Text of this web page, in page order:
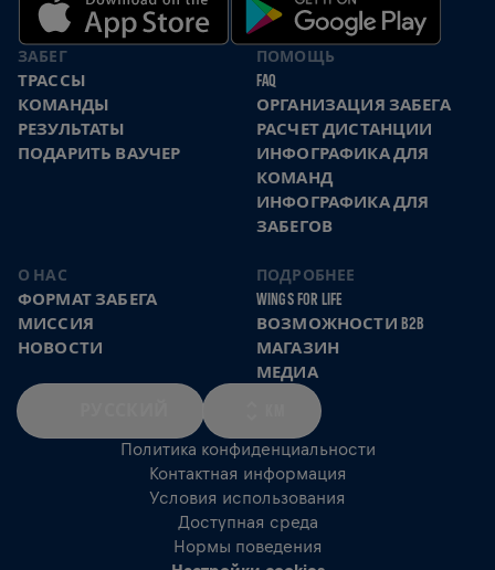
ЗАБЕГ
ТРАССЫ
КОМАНДЫ
РЕЗУЛЬТАТЫ
ПОДАРИТЬ ВАУЧЕР
ПОМОЩЬ
FAQ
ОРГАНИЗАЦИЯ ЗАБЕГА
РАСЧЕТ ДИСТАНЦИИ
ИНФОГРАФИКА ДЛЯ
КОМАНД
ИНФОГРАФИКА ДЛЯ
ЗАБЕГОВ
О НАС
ФОРМАТ ЗАБЕГА
МИССИЯ
НОВОСТИ
ПОДРОБНЕЕ
WINGS FOR LIFE
ВОЗМОЖНОСТИ B2B
МАГАЗИН
МЕДИА
Политика конфиденциальности
Контактная информация
Условия использования
Доступная среда
Нормы поведения